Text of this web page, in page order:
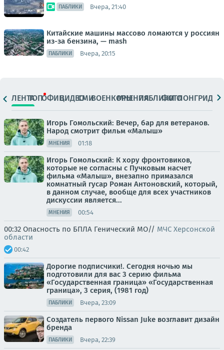
ПАБЛИКИ Вчера, 21:40
Китайские машины массово ломаются у россиян
из-за бензина, — mash
ПАБЛИКИ Вчера, 20:15
ЛЕНТАТОПОФИЦ.ВИДЕОСМИВОЕНКОРЫМНЕНИЯПАБЛИКИ
ФОТОЛОНГРИДЫ
Игорь Гомольский: Вечер, бар для ветеранов.
Народ смотрит фильм «Малыш»
МНЕНИЯ 01:18
Игорь Гомольский: К хору фронтовиков,
которые не согласны с Пучковым насчет
фильма «Малыш», внезапно примазался
комнатный гусар Роман Антоновский, который,
в данном случае, вообще для всех участников
дискуссии является...
МНЕНИЯ 00:54
00:32 Опасность по БПЛА Генический МО// МЧС Херсонской
области
00:42
Дорогие подписчики!. Сегодня ночью мы
подготовили для вас 3 серию фильма
«Государственная граница» «Государственная
граница», 3 серия, (1981 год)
ПАБЛИКИ Вчера, 23:09
Создатель первого Nissan Juke возглавит дизайн
бренда
ПАБЛИКИ Вчера, 22:39